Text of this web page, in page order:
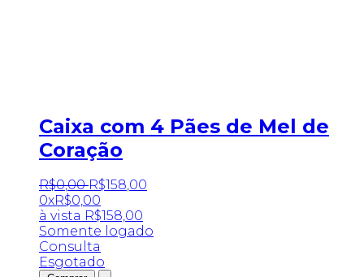
Caixa com 4 Pães de Mel de
Coração
R$0,00 R$158,00
0xR$0,00
à vista R$158,00
Somente logado
Consulta
Esgotado